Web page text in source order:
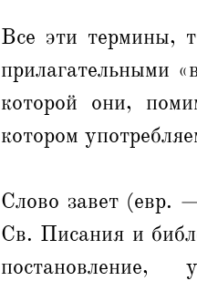
Все эти термины,
прилагательными
которой они,
котором
Слово завет (евр.
Св. Писания и